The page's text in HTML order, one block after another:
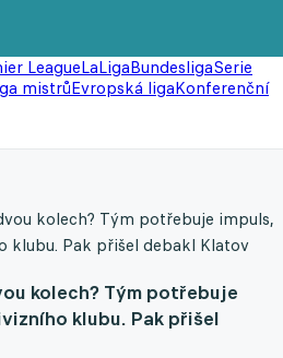
LeagueLaLigaBundesligaSerie
mistrůEvropská ligaKonferenční
kolech? Tým potřebuje impuls,
klubu. Pak přišel debakl Klatov
kolech? Tým potřebuje
klubu. Pak přišel